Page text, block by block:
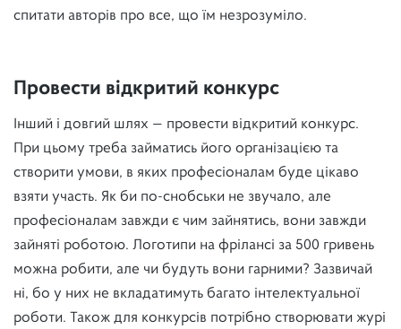
спитати авторів про все, що їм незрозуміло.
Провести відкритий конкурс
Інший і довгий шлях — провести відкритий конкурс.
При цьому треба займатись його організацією та
створити умови, в яких професіоналам буде цікаво
взяти участь. Як би по-снобськи не звучало, але
професіоналам завжди є чим зайнятись, вони завжди
зайняті роботою. Логотипи на фрілансі за 500 гривень
можна робити, але чи будуть вони гарними? Зазвичай
ні, бо у них не вкладатимуть багато інтелектуальної
роботи. Також для конкурсів потрібно створювати журі